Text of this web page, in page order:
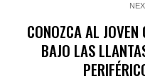
CONOZCA AL
BAJO LAS